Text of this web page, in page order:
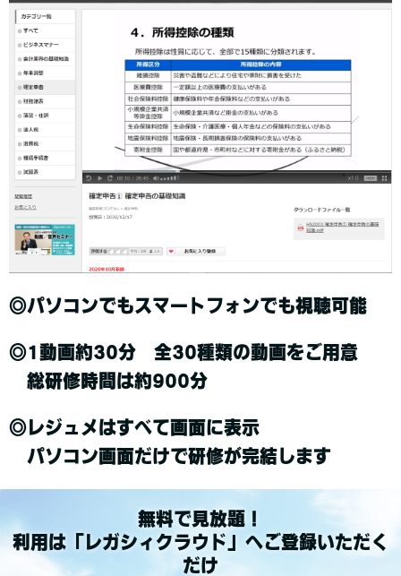
◎パソコンでもスマートフォンでも視聴可能
◎1動画約30分 全30種類の動画をご用意
総研修時間は約900分
◎レジュメはすべて画面に表示
パソコン画面だけで研修が完結します
無料で見放題！
利用は「レガシィクラウド」へご登録いただく
だけ